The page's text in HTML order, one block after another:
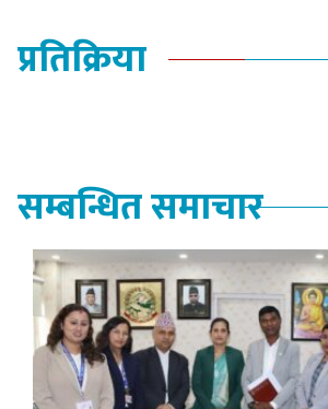
प्रतिक्रिया
सम्बन्धित समाचार